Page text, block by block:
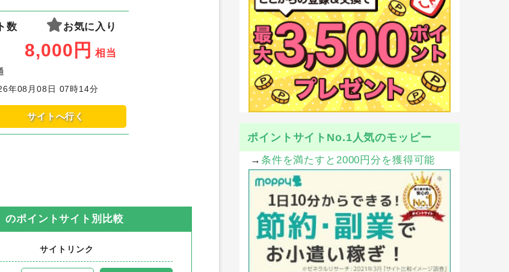
数 お気に入り
8,000 円 相当
年08月08日 07時14分
サイトへ行く
のポイントサイト別比較
サイトリンク
ポイントサイトNo.1人気のモッピー
→ 条件を満たすと2000円分を獲得可能